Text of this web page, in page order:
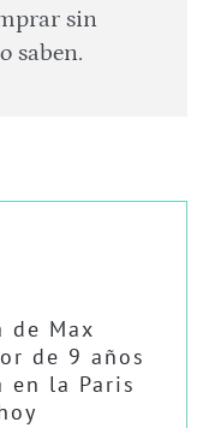
sin
saben.
de Max
de 9 años
en la Paris